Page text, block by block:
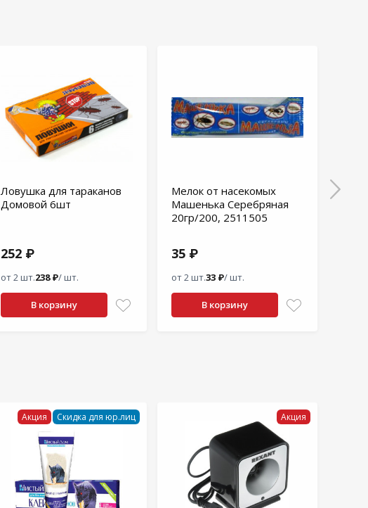
Ловушка для тараканов
Домовой 6шт
252 ₽
от 2 шт.238 ₽/ шт.
В корзину
Мелок от насекомых
Машенька Серебряная
20гр/200, 2511505
35 ₽
от 2 шт.33 ₽/ шт.
В корзину
Акция Скидка для юр.лиц Акция